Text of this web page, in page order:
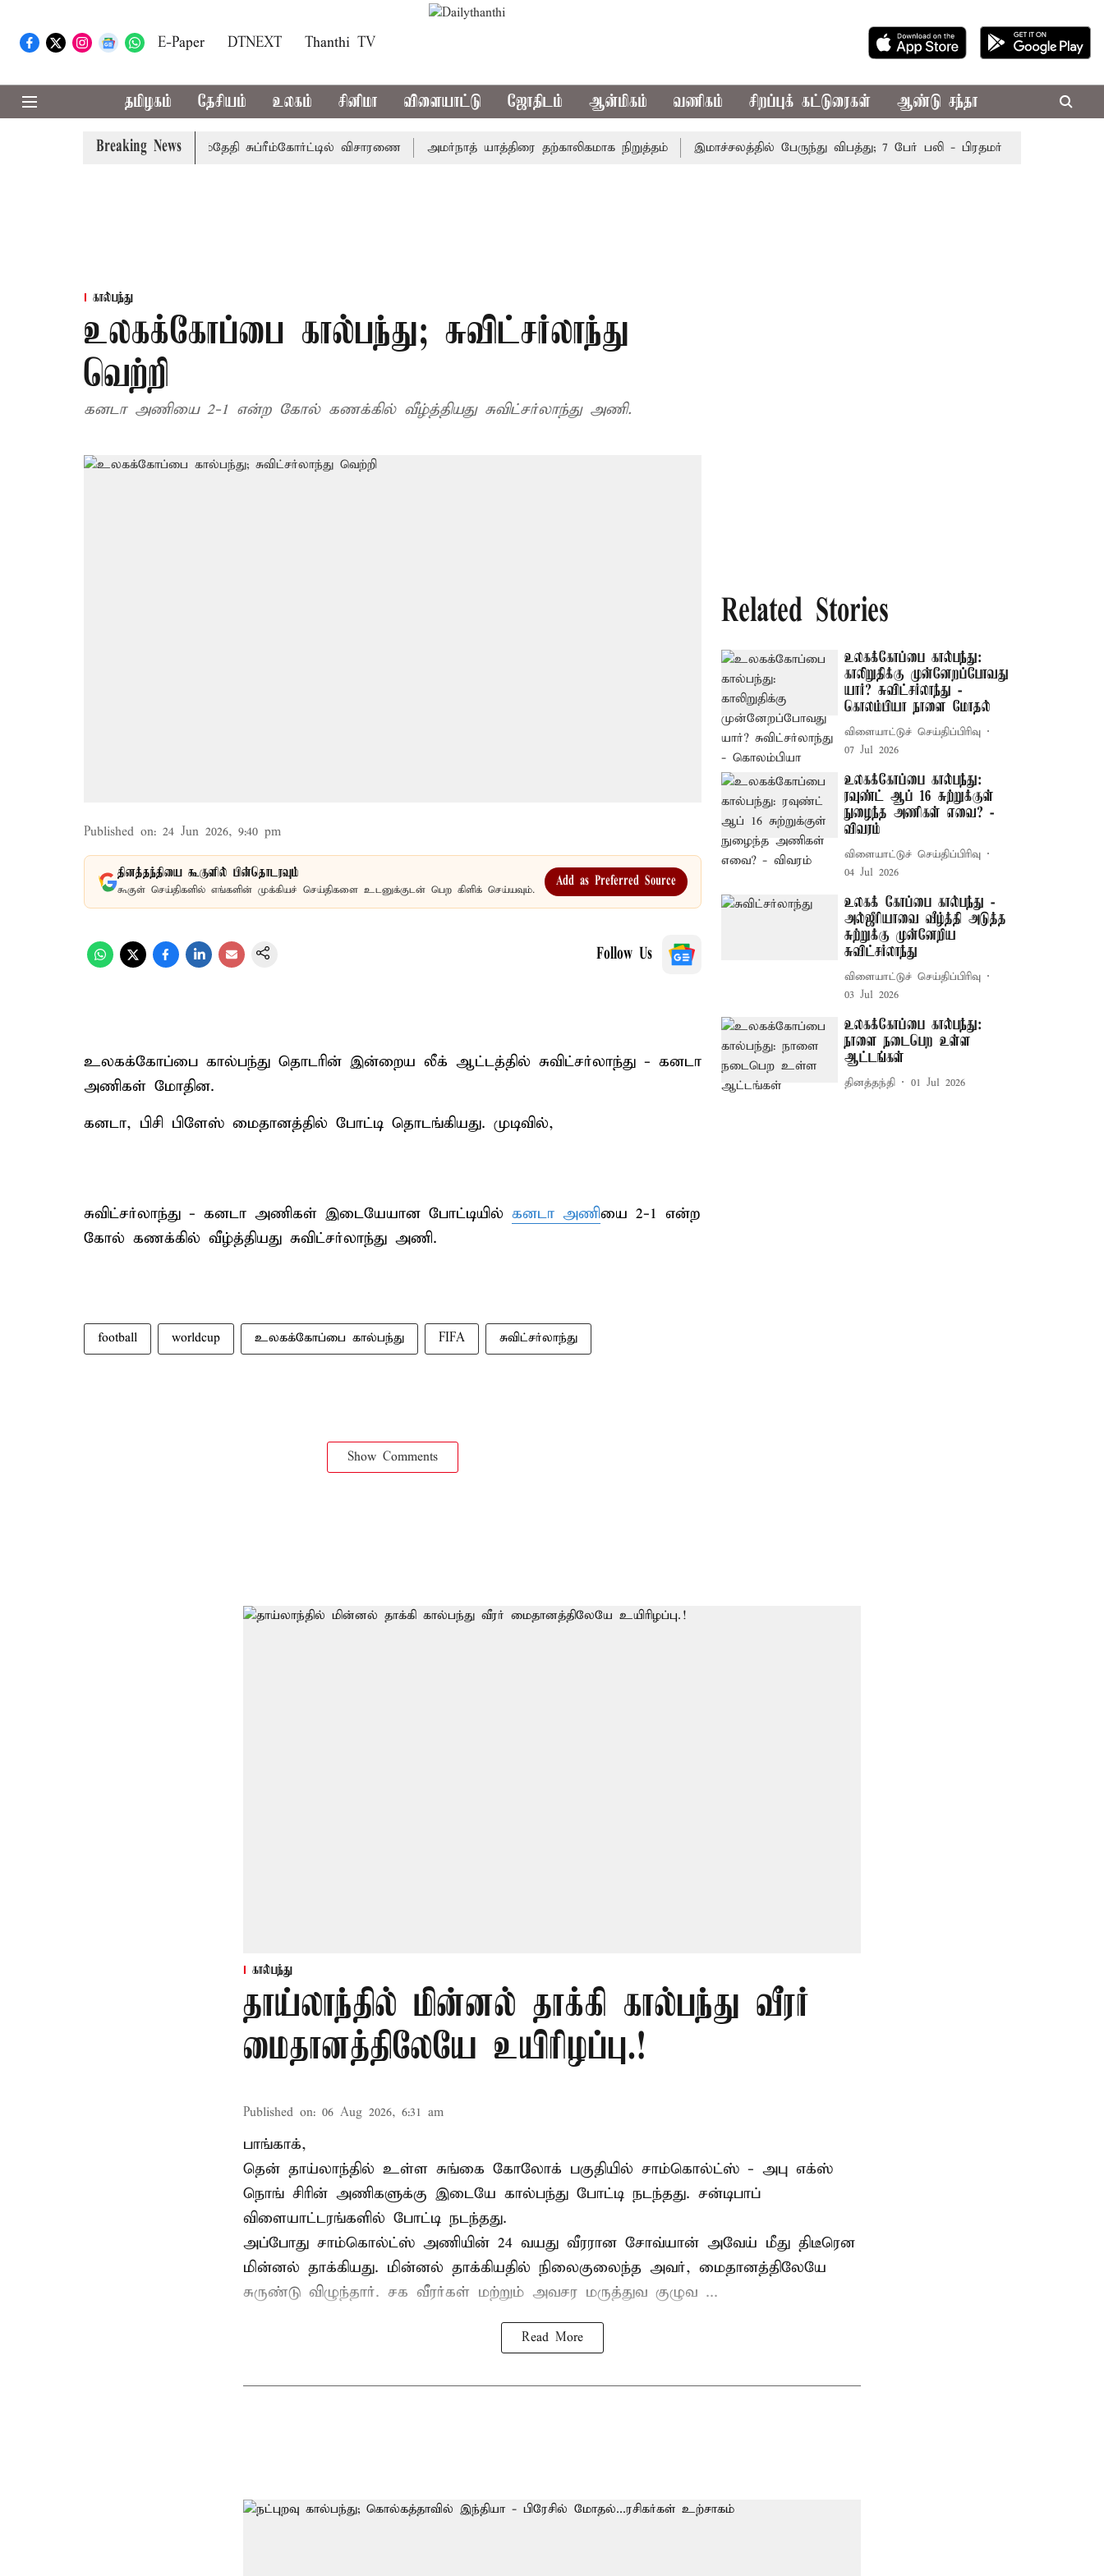
E-Paper DTNEXT Thanthi TV
தமிழகம் தேசியம் உலகம் சினிமா விளையாட்டு ஜோதிடம் ஆன்மிகம் வணிகம் சிறப்புக் கட்டுரைகள் ஆண்டு சந்தா
Breaking News
அரசுப்பணி வழக்கு; வரும் 14ம்தேதி சுப்ரீம்கோர்ட்டில் விசாரணை அமர்நாத் யாத்திரை தற்காலிகமாக நிறுத்தம் இமாச்சலத்தில் பேருந்து விபத்து; 7 பேர் பலி - பிரதமர் மோடி இரங்கல்
கால்பந்து
உலகக்கோப்பை கால்பந்து; சுவிட்சர்லாந்து
வெற்றி
கனடா அணியை 2-1 என்ற கோல் கணக்கில் வீழ்த்தியது சுவிட்சர்லாந்து அணி.
Published on: 24 Jun 2026, 9:40 pm
தினத்தந்தியை கூகுளில் பின்தொடரவும்
கூகுள் செய்திகளில் எங்களின் முக்கியச் செய்திகளை உடனுக்குடன் பெற கிளிக் செய்யவும்.
Add as Preferred Source
Follow Us
உலகக்கோப்பை கால்பந்து தொடரின் இன்றைய லீக் ஆட்டத்தில் சுவிட்சர்லாந்து - கனடா
அணிகள் மோதின.
கனடா, பிசி பிளேஸ் மைதானத்தில் போட்டி தொடங்கியது. முடிவில்,
சுவிட்சர்லாந்து - கனடா அணிகள் இடையேயான போட்டியில் கனடா அணியை 2-1 என்ற
கோல் கணக்கில் வீழ்த்தியது சுவிட்சர்லாந்து அணி.
football worldcup உலகக்கோப்பை கால்பந்து FIFA சுவிட்சர்லாந்து
Show Comments
Related Stories
உலகக்கோப்பை கால்பந்து:
காலிறுதிக்கு முன்னேறப்போவது
யார்? சுவிட்சர்லாந்து -
கொலம்பியா நாளை மோதல்
விளையாட்டுச் செய்திப்பிரிவு
07 Jul 2026
உலகக்கோப்பை கால்பந்து:
ரவுண்ட் ஆப் 16 சுற்றுக்குள்
நுழைந்த அணிகள் எவை? -
விவரம்
விளையாட்டுச் செய்திப்பிரிவு
04 Jul 2026
உலகக் கோப்பை கால்பந்து -
அல்ஜீரியாவை வீழ்த்தி அடுத்த
சுற்றுக்கு முன்னேறிய
சுவிட்சர்லாந்து
விளையாட்டுச் செய்திப்பிரிவு
03 Jul 2026
உலகக்கோப்பை கால்பந்து:
நாளை நடைபெற உள்ள
ஆட்டங்கள்
தினத்தந்தி 01 Jul 2026
கால்பந்து
தாய்லாந்தில் மின்னல் தாக்கி கால்பந்து வீரர்
மைதானத்திலேயே உயிரிழப்பு.!
Published on: 06 Aug 2026, 6:31 am
பாங்காக்,
தென் தாய்லாந்தில் உள்ள சுங்கை கோலோக் பகுதியில் சாம்கொல்ட்ஸ் - அபு எக்ஸ்
நொங் சிரின் அணிகளுக்கு இடையே கால்பந்து போட்டி நடந்தது. சன்டிபாப்
விளையாட்டரங்களில் போட்டி நடந்தது.
அப்போது சாம்கொல்ட்ஸ் அணியின் 24 வயது வீரரான சோவ்யான் அவேய் மீது திடீரென
மின்னல் தாக்கியது. மின்னல் தாக்கியதில் நிலைகுலைந்த அவர், மைதானத்திலேயே
சுருண்டு விழுந்தார். சக வீரர்கள் மற்றும் அவசர மருத்துவ குழுவ ...
Read More